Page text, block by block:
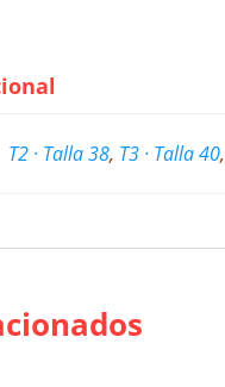
T2 · Talla 38, T3 · Talla 40,